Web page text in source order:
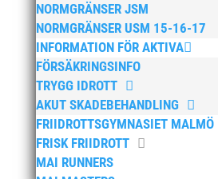
NORMGRÄNSER JSM
NORMGRÄNSER USM 15-16-17
INFORMATION FÖR AKTIVA
FÖRSÄKRINGSINFO
TRYGG IDROTT
AKUT SKADEBEHANDLING
FRIIDROTTSGYMNASIET MALMÖ
FRISK FRIIDROTT
MAI RUNNERS
mars 2024
februari 2024
januari 2024
december 2023
maj 2023
april 2023
januari 2023